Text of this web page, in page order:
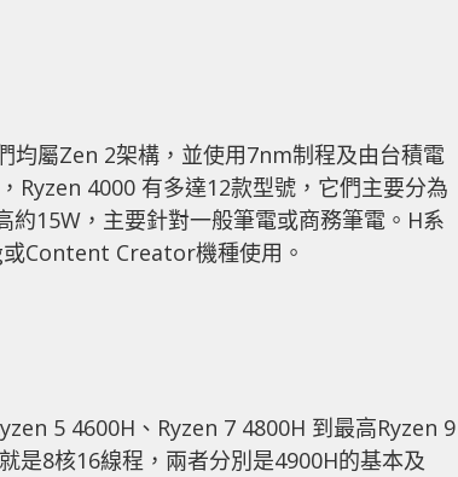
均屬Zen 2架構，並使用7nm制程及由台積電
Ryzen 4000 有多達12款型號，它們主要分為
約15W，主要針對一般筆電或商務筆電。H系
Content Creator機種使用。
5 4600H、Ryzen 7 4800H 到最高Ryzen 9
是8核16線程，兩者分別是4900H的基本及